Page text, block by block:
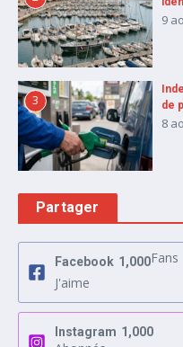
9
3
de
8
Partager
Facebook 1,000Fans
J'aime
Instagram 1,000